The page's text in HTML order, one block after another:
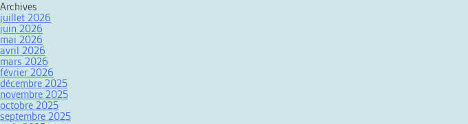
Archives
juillet 2026
juin 2026
mai 2026
avril 2026
mars 2026
février 2026
décembre 2025
novembre 2025
octobre 2025
septembre 2025